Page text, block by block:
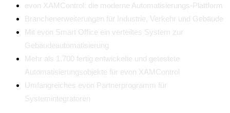
evon XAMControl: die moderne Automatisierungs-Plattform
Branchenerweiterungen für Industrie, Verkehr und Gebäude
Mit evon Smart Office ein verteiltes System zur
Gebäudeautomatisierung
Mehr als 1.700 fertig entwickelte und getestete
Automatisierungsobjekte für evon XAMControl
Umfangreiches evon Partnerprogramm für
Systemintegratoren